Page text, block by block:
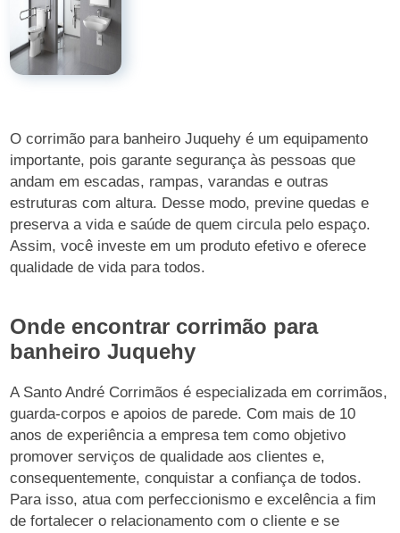
O corrimão para banheiro Juquehy é um equipamento
importante, pois garante segurança às pessoas que
andam em escadas, rampas, varandas e outras
estruturas com altura. Desse modo, previne quedas e
preserva a vida e saúde de quem circula pelo espaço.
Assim, você investe em um produto efetivo e oferece
qualidade de vida para todos.
Onde encontrar corrimão para
banheiro Juquehy
A Santo André Corrimãos é especializada em corrimãos,
guarda-corpos e apoios de parede. Com mais de 10
anos de experiência a empresa tem como objetivo
promover serviços de qualidade aos clientes e,
consequentemente, conquistar a confiança de todos.
Para isso, atua com perfeccionismo e excelência a fim
de fortalecer o relacionamento com o cliente e se